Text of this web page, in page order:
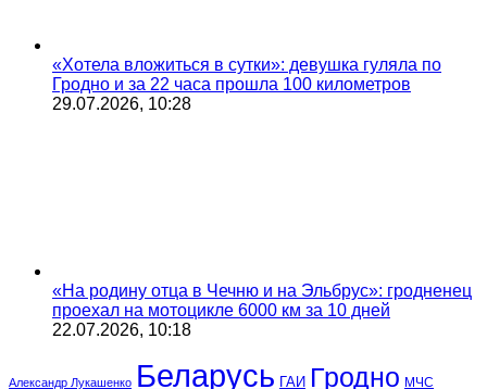
«Хотела вложиться в сутки»: девушка гуляла по
Гродно и за 22 часа прошла 100 километров
29.07.2026, 10:28
«На родину отца в Чечню и на Эльбрус»: гродненец
проехал на мотоцикле 6000 км за 10 дней
22.07.2026, 10:18
Александр Лукашенко Беларусь ГАИ Гродно МЧС